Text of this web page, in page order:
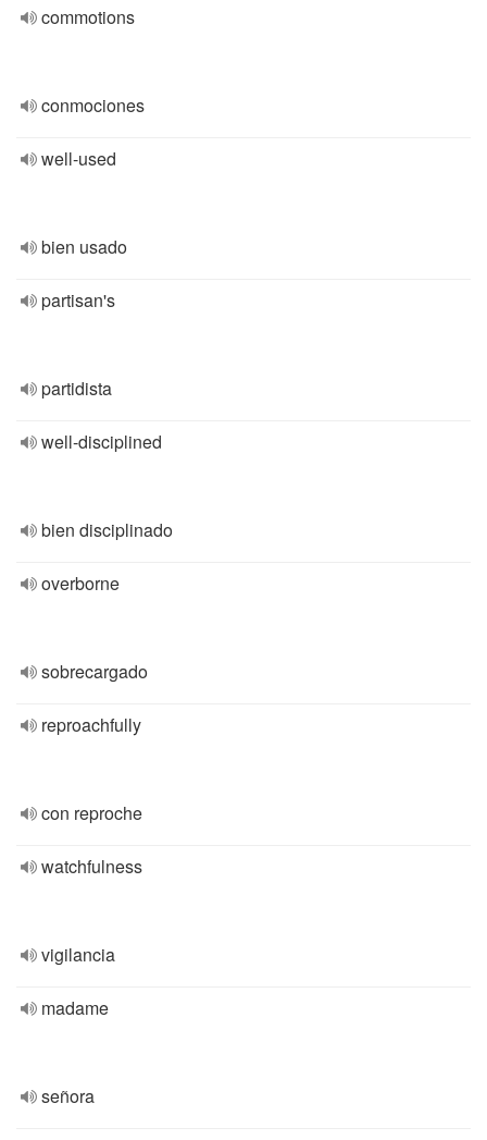
commotions
conmociones
well-used
bien usado
partisan's
partidista
well-disciplined
bien disciplinado
overborne
sobrecargado
reproachfully
con reproche
watchfulness
vigilancia
madame
señora